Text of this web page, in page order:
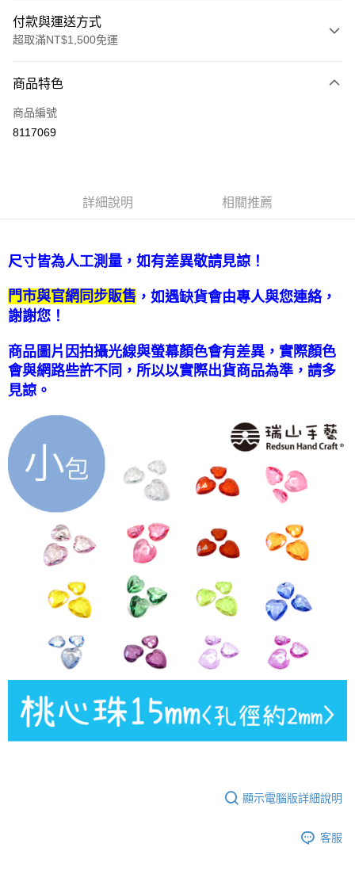
付款與運送方式
超取滿NT$1,500免運
信用卡一次付款
超商取貨付款
每筆NT$60，滿NT$1,500(含以上)免運費
付款後全家取貨
每筆NT$60，滿NT$1,500(含以上)免運費
7-11取貨付款
每筆NT$60，滿NT$1,500(含以上)免運費
付款後7-11取貨
每筆NT$60，滿NT$1,500(含以上)免運費
宅配 新竹物流
每筆NT$130，滿NT$2,000(含以上)免運費
付款後門市自取
免運費
商品特色
商品編號
8117069
詳細說明 相關推薦
尺寸皆為人工測量，如有差異敬請見諒！
門市與官網同步販售 ，如遇缺貨會由專人與您連絡，
謝謝您！
商品圖片因拍攝光線與螢幕顏色會有差異，實際顏色
會與網路些許不同，所以以實際出貨商品為準，請多
見諒。
顯示電腦版詳細說明
客服